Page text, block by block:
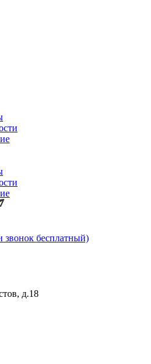
звонок бесплатный)
д.18